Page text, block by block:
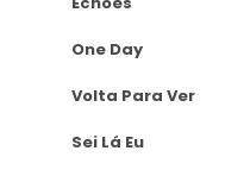
One Day
Volta Para Ver
Sei Lá Eu